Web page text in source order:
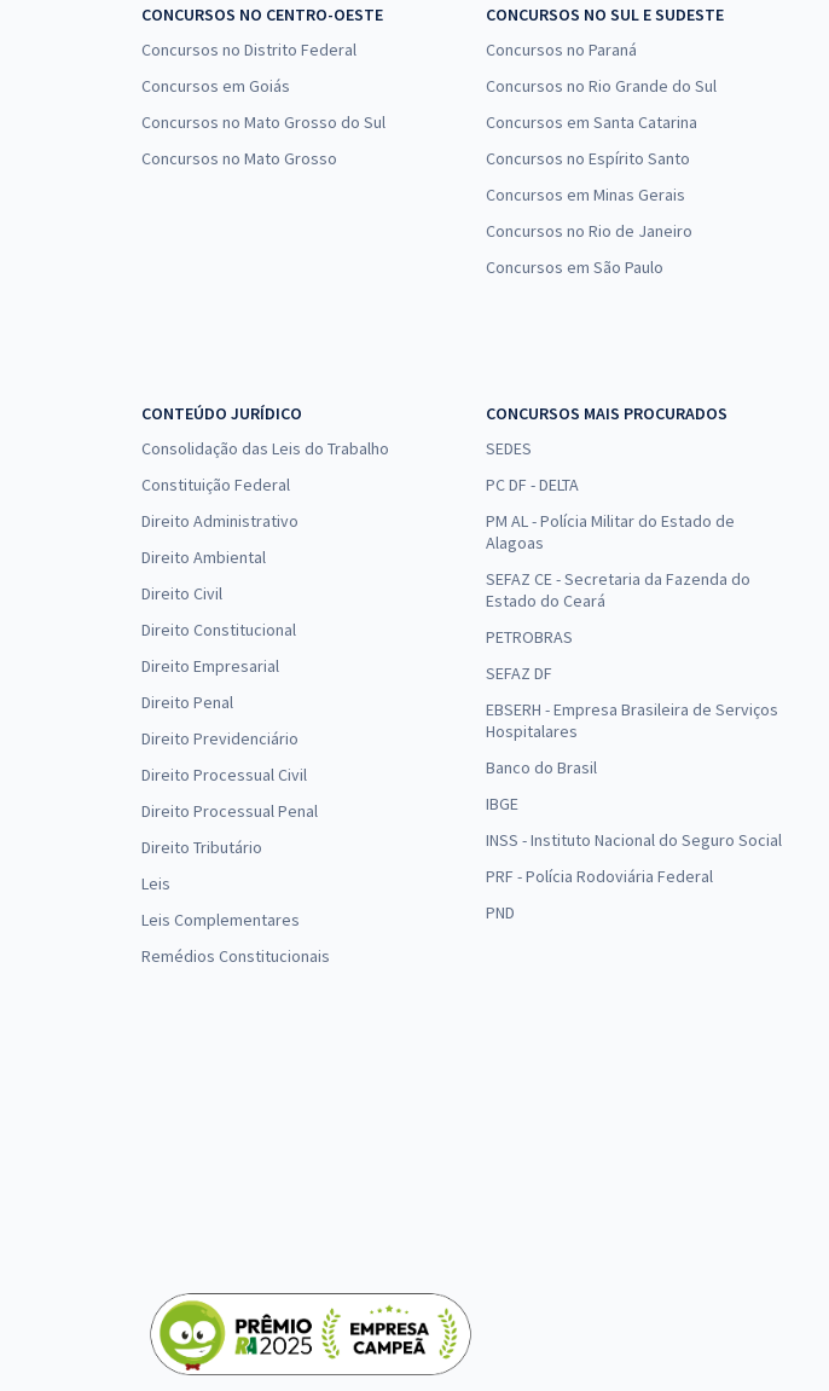
CONCURSOS NO CENTRO-OESTE
Concursos no Distrito Federal
Concursos em Goiás
Concursos no Mato Grosso do Sul
Concursos no Mato Grosso
CONCURSOS NO SUL E SUDESTE
Concursos no Paraná
Concursos no Rio Grande do Sul
Concursos em Santa Catarina
Concursos no Espírito Santo
Concursos em Minas Gerais
Concursos no Rio de Janeiro
Concursos em São Paulo
CONTEÚDO JURÍDICO
Consolidação das Leis do Trabalho
Constituição Federal
Direito Administrativo
Direito Ambiental
Direito Civil
Direito Constitucional
Direito Empresarial
Direito Penal
Direito Previdenciário
Direito Processual Civil
Direito Processual Penal
Direito Tributário
Leis
Leis Complementares
Remédios Constitucionais
CONCURSOS MAIS PROCURADOS
SEDES
PC DF - DELTA
PM AL - Polícia Militar do Estado de
Alagoas
SEFAZ CE - Secretaria da Fazenda do
Estado do Ceará
PETROBRAS
SEFAZ DF
EBSERH - Empresa Brasileira de Serviços
Hospitalares
Banco do Brasil
IBGE
INSS - Instituto Nacional do Seguro Social
PRF - Polícia Rodoviária Federal
PND